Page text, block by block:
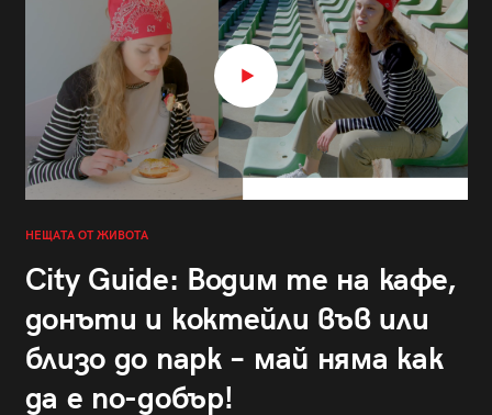
НЕЩАТА ОТ ЖИВОТА
City Guide: Водим те на кафе,
донъти и коктейли във или
близо до парк – май няма как
да е по-добър!